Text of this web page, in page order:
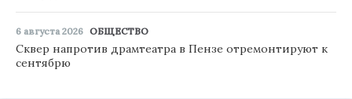
6 августа 2026 ОБЩЕСТВО
Сквер напротив драмтеатра в Пензе отремонтируют к
сентябрю